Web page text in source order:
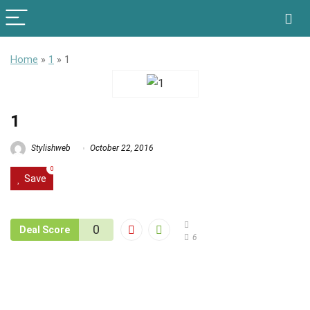
Home » 1 » 1
1
Stylishweb October 22, 2016
Save
0
Deal Score 0
6